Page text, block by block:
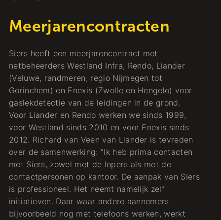
Meerjarencontracten
Siers heeft een meerjarencontract met
netbeheerders Westland Infra, Rendo, Liander
(Veluwe, randmeren, regio Nijmegen tot
Gorinchem) en Enexis (Zwolle en Hengelo) voor
gaslekdetectie van de leidingen in de grond.
Voor Liander en Rendo werken we sinds 1999,
voor Westland sinds 2010 en voor Enexis sinds
2012. Richard van Veen van Liander is tevreden
over de samenwerking: “Ik heb prima contacten
met Siers, zowel met de lopers als met de
contactpersonen op kantoor. De aanpak van Siers
is professioneel. Het neemt namelijk zelf
initiatieven. Daar waar andere aannemers
bijvoorbeeld nog met telefoons werken, werkt